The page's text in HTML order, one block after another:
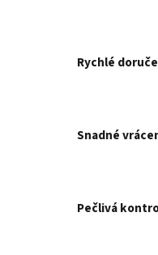
Rychlé
Snadné
Pečlivá